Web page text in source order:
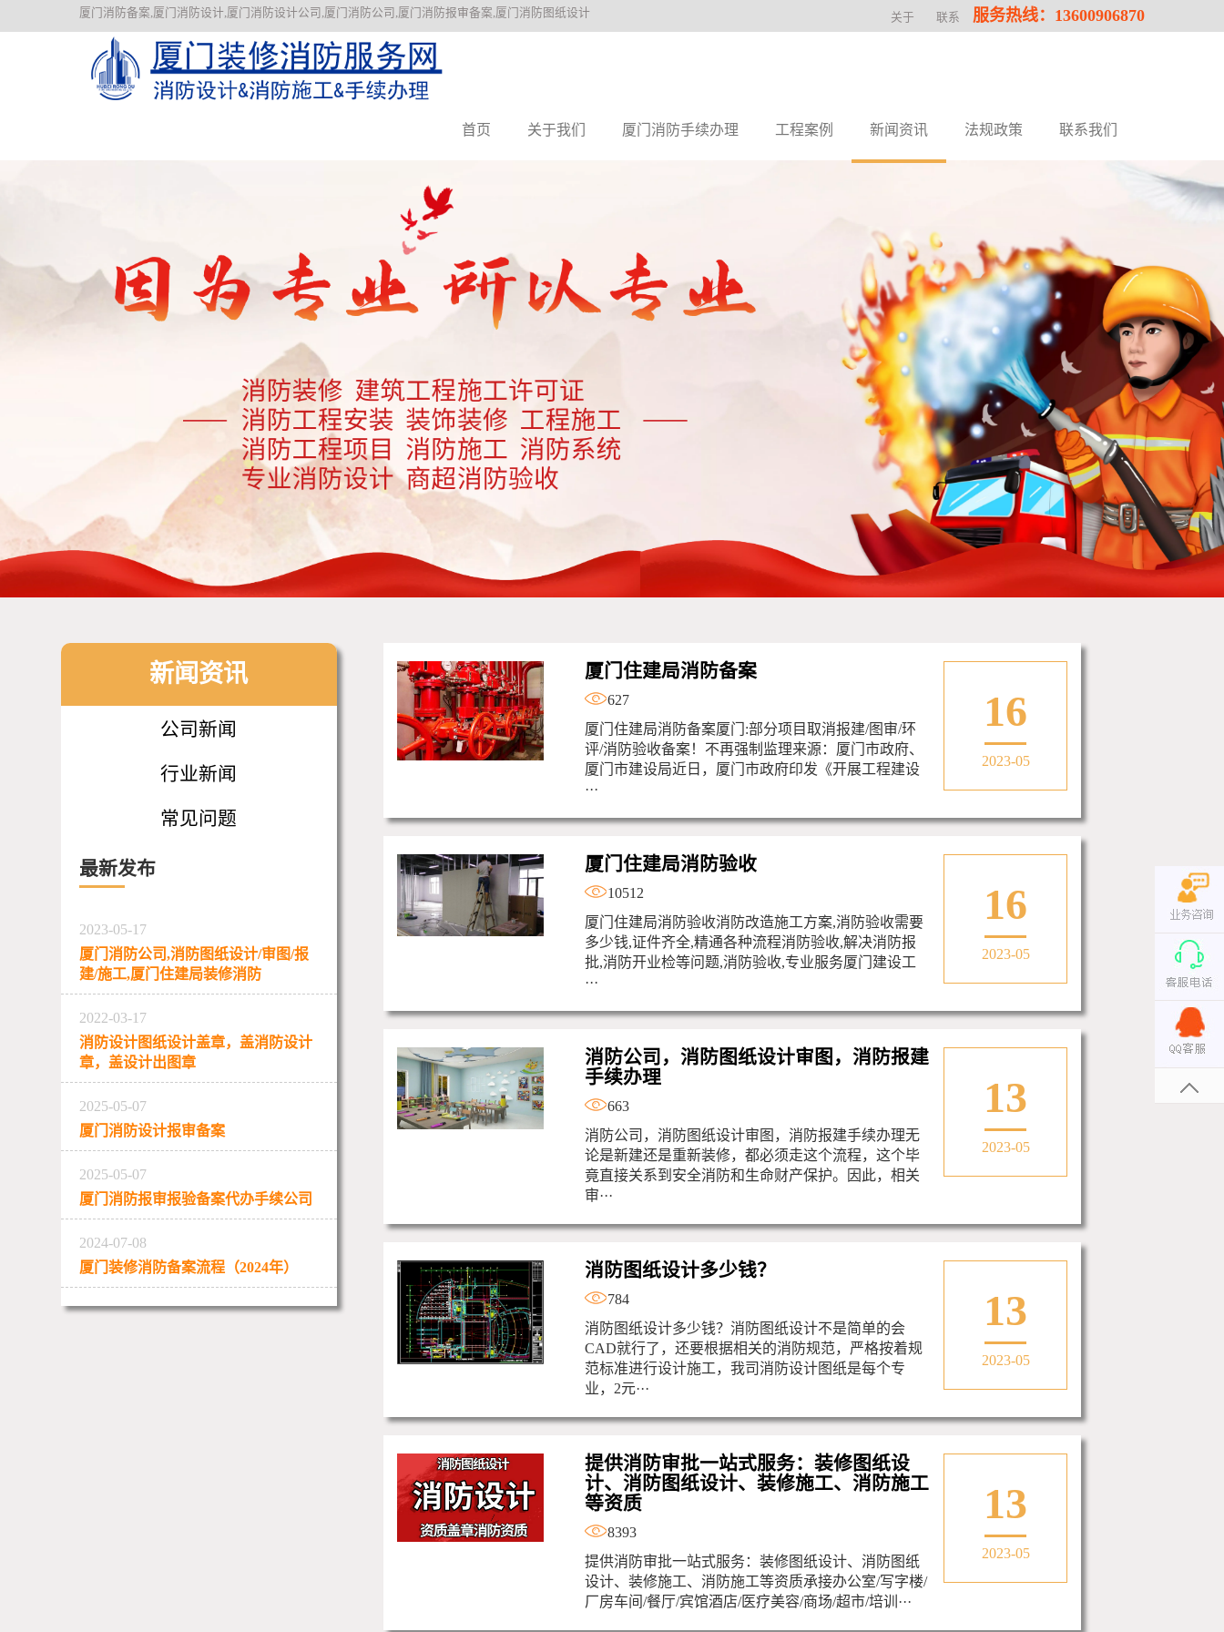
厦门消防备案,厦门消防设计,厦门消防设计公司,厦门消防公司,厦门消防报审备案,厦门消防图纸设计 关于 联系 服务热线：13600906870
首页 关于我们 厦门消防手续办理 工程案例 新闻资讯 法规政策 联系我们
新闻资讯
公司新闻
行业新闻
常见问题
最新发布
2023-05-17
厦门消防公司,消防图纸设计/审图/报
建/施工,厦门住建局装修消防
2022-03-17
消防设计图纸设计盖章，盖消防设计
章，盖设计出图章
2025-05-07
厦门消防设计报审备案
2025-05-07
厦门消防报审报验备案代办手续公司
2024-07-08
厦门装修消防备案流程（2024年）
厦门住建局消防备案
627
厦门住建局消防备案厦门:部分项目取消报建/图审/环
评/消防验收备案！不再强制监理来源：厦门市政府、
厦门市建设局近日，厦门市政府印发《开展工程建设
···
16
2023-05
厦门住建局消防验收
10512
厦门住建局消防验收消防改造施工方案,消防验收需要
多少钱,证件齐全,精通各种流程消防验收,解决消防报
批,消防开业检等问题,消防验收,专业服务厦门建设工
···
16
2023-05
消防公司，消防图纸设计审图，消防报建
手续办理
663
消防公司，消防图纸设计审图，消防报建手续办理无
论是新建还是重新装修，都必须走这个流程，这个毕
竟直接关系到安全消防和生命财产保护。因此，相关
审···
13
2023-05
消防图纸设计多少钱？
784
消防图纸设计多少钱？消防图纸设计不是简单的会
CAD就行了，还要根据相关的消防规范，严格按着规
范标准进行设计施工，我司消防设计图纸是每个专
业，2元···
13
2023-05
提供消防审批一站式服务：装修图纸设
计、消防图纸设计、装修施工、消防施工
等资质
8393
提供消防审批一站式服务：装修图纸设计、消防图纸
设计、装修施工、消防施工等资质承接办公室/写字楼/
厂房车间/餐厅/宾馆酒店/医疗美容/商场/超市/培训···
13
2023-05